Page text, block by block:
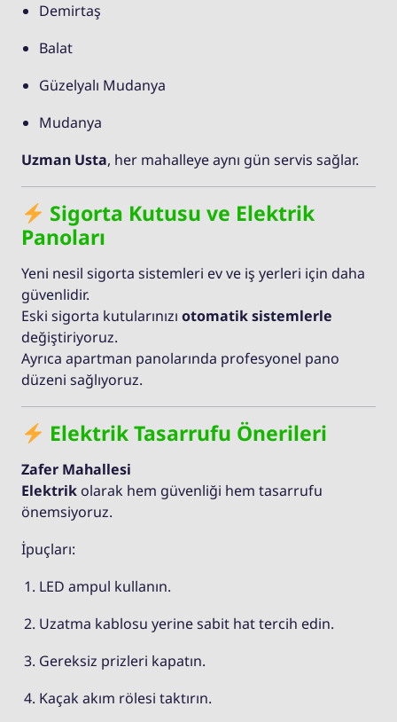
Demirtaş
Balat
Güzelyalı Mudanya
Mudanya
Uzman Usta, her mahalleye aynı gün servis sağlar.
Sigorta Kutusu ve Elektrik
Panoları
Yeni nesil sigorta sistemleri ev ve iş yerleri için daha
güvenlidir.
Eski sigorta kutularınızı otomatik sistemlerle
değiştiriyoruz.
Ayrıca apartman panolarında profesyonel pano
düzeni sağlıyoruz.
Elektrik Tasarrufu Önerileri
Zafer Mahallesi
Elektrik olarak hem güvenliği hem tasarrufu
önemsiyoruz.
İpuçları:
LED ampul kullanın.
Uzatma kablosu yerine sabit hat tercih edin.
Gereksiz prizleri kapatın.
Kaçak akım rölesi taktırın.